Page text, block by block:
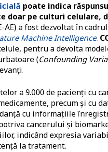
poate indica
doar pe culturi celulare,
AE) a fost dezvoltat în cadrul
Machine Intelligence.
pentru a devolta
(Confounding
a 9.000 de pacienți cu
precum şi cu
cu informaţiile
cancerului şi
indicând expresia
la tratament.